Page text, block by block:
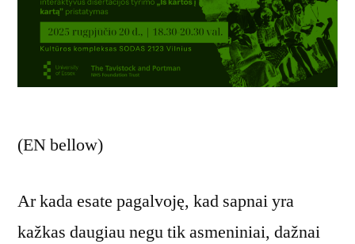
(EN bellow)
Ar kada esate pagalvoję, kad sapnai yra
kažkas daugiau negu tik asmeniniai, dažnai